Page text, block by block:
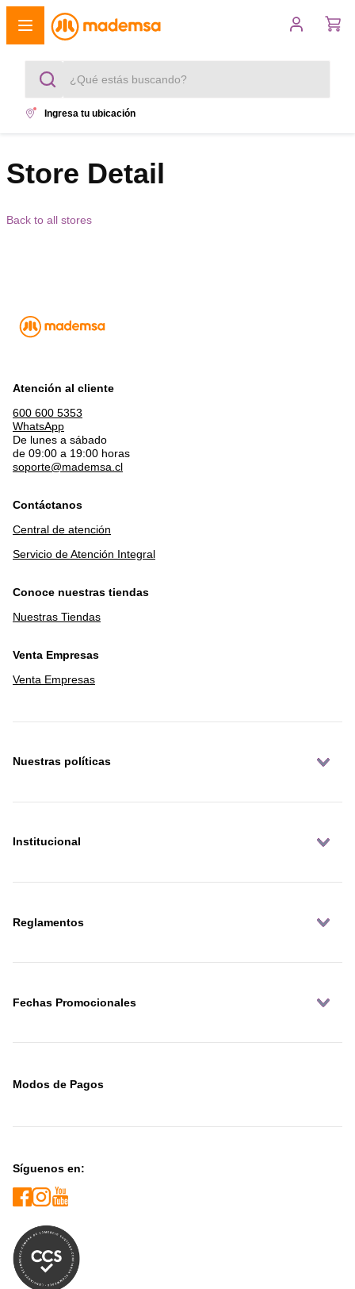
¿Qué estás buscando?
cocina 4 platos
Ingresa tu ubicación
Store Detail
Back to all stores
Atención al cliente
600 600 5353
WhatsApp
De lunes a sábado
de 09:00 a 19:00 horas
soporte@mademsa.cl
Contáctanos
Central de atención
Servicio de Atención Integral
Conoce nuestras tiendas
Nuestras Tiendas
Venta Empresas
Venta Empresas
Nuestras políticas
Institucional
Reglamentos
Fechas Promocionales
Modos de Pagos
Síguenos en: